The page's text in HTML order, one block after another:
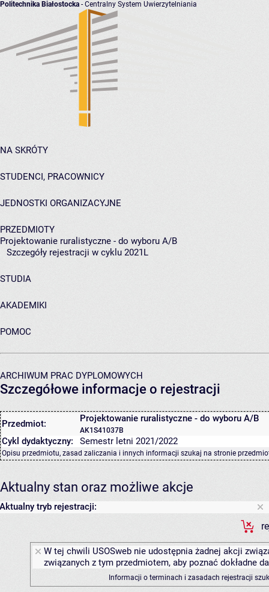
Politechnika Białostocka - Centralny System Uwierzytelniania
NA SKRÓTY
STUDENCI, PRACOWNICY
JEDNOSTKI ORGANIZACYJNE
PRZEDMIOTY
Projektowanie ruralistyczne - do wyboru A/B
Szczegóły rejestracji w cyklu 2021L
STUDIA
AKADEMIKI
POMOC
ARCHIWUM PRAC DYPLOMOWYCH
Szczegółowe informacje o rejestracji
Przedmiot: Projektowanie ruralistyczne - do wyboru A/B
AK1S41037B
Cykl dydaktyczny: Semestr letni 2021/2022
Opisu przedmiotu, zasad zaliczania i innych informacji szukaj na stronie
Aktualny stan oraz możliwe akcje
Aktualny tryb rejestracji:
W tej chwili USOSweb nie udostępnia żadnej akcji
związanych z tym przedmiotem, aby poznać dokładne
Informacji o terminach i zasadach rejestracji